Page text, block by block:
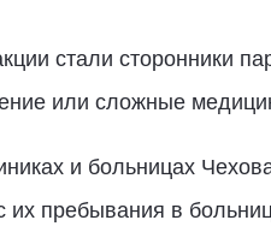
стали сторонники
или сложные
и больницах
их пребывания в